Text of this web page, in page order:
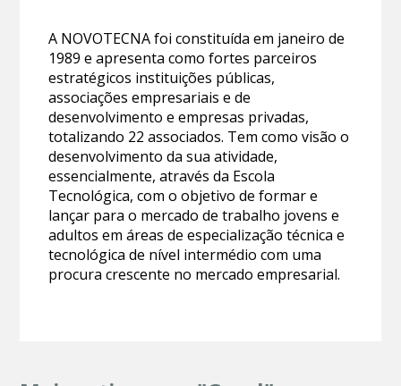
A NOVOTECNA foi constituída em janeiro de
1989 e apresenta como fortes parceiros
estratégicos instituições públicas,
associações empresariais e de
desenvolvimento e empresas privadas,
totalizando 22 associados. Tem como visão o
desenvolvimento da sua atividade,
essencialmente, através da Escola
Tecnológica, com o objetivo de formar e
lançar para o mercado de trabalho jovens e
adultos em áreas de especialização técnica e
tecnológica de nível intermédio com uma
procura crescente no mercado empresarial.